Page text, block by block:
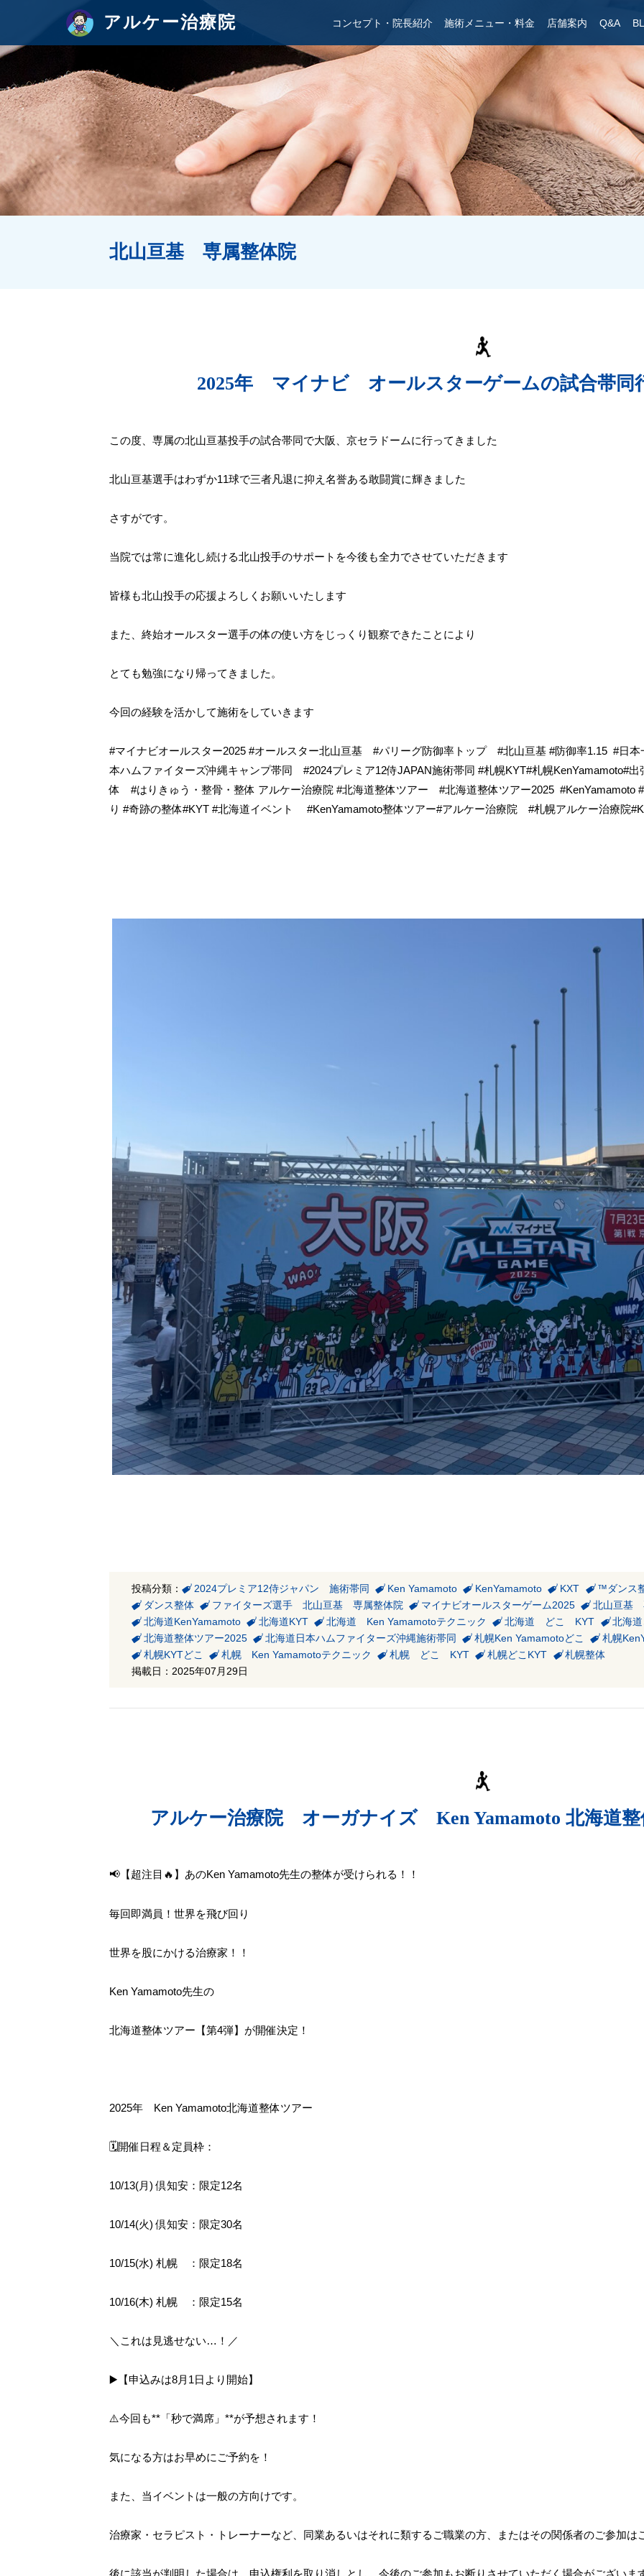
アルケー治療院 コンセプト・院長紹介 施術メニュー・料金 店舗案内 Q&A
北山亘基 専属整体院
2025年 マイナビ オールスターゲームの試合帯同
この度、専属の北山亘基投手の試合帯同で大阪、京セラドームに行ってきました
北山亘基選手はわずか11球で三者凡退に抑え名誉ある敢闘賞に輝きました
さすがです。
当院では常に進化し続ける北山投手のサポートを今後も全力でさせていただきます
皆様も北山投手の応援よろしくお願いいたします
また、終始オールスター選手の体の使い方をじっくり観察できたことにより
とても勉強になり帰ってきました。
今回の経験を活かして施術をしていきます
#マイナビオールスター2025 #オールスター北山亘基 #パリーグ防御率トップ #北山亘基 #防御率1.15 #日本
本ハムファイターズ沖縄キャンプ帯同 #2024プレミア12侍JAPAN施術帯同 #札幌KYT#札幌KenYamamoto#
体 #はりきゅう・整骨・整体 アルケー治療院 #北海道整体ツアー #北海道整体ツアー2025
り #奇跡の整体#KYT #北海道イベント #KenYamamoto整体ツアー#アルケー治療院 #札幌アルケー治療院
投稿分類： 2024プレミア12侍ジャパン 施術帯同 Ken Yamamoto KenYamamoto KXT ™️ダンス
ダンス整体
ファイターズ選手 北山亘基 専属整体院 マイナビオールスターゲーム2025 北山亘基
北海道KenYamamoto
北海道KYT 北海道 Ken Yamamotoテクニック 北海道 どこ KYT 北海
北海道整体ツアー2025
北海道日本ハムファイターズ沖縄施術帯同 札幌Ken Yamamotoどこ 札幌
札幌KYTどこ
札幌 Ken Yamamotoテクニック 札幌 どこ KYT 札幌どこKYT
札幌整体
掲載日：2025年07月29日
アルケー治療院 オーガナイズ Ken Yamamoto 北海道整
📢【超注目🔥】あのKen Yamamoto先生の整体が受けられる！！
毎回即満員！世界を飛び回り
世界を股にかける治療家！！
Ken Yamamoto先生の
北海道整体ツアー【第4弾】が開催決定！
2025年 Ken Yamamoto北海道整体ツアー
🗓開催日程＆定員枠：
10/13(月) 倶知安：限定12名
10/14(火) 倶知安：限定30名
10/15(水) 札幌 ：限定18名
10/16(木) 札幌 ：限定15名
＼これは見逃せない…！／
▶️【申込みは8月1日より開始】
⚠️今回も**「秒で満席」**が予想されます！
気になる方はお早めにご予約を！
また、当イベントは一般の方向けです。
治療家・セラピスト・トレーナーなど、同業あるいはそれに類するご職業の方、またはその関係者のご参加は
後に該当が判明した場合は、申込権利を取り消しとし、今後のご参加もお断りさせていただく場合がございま